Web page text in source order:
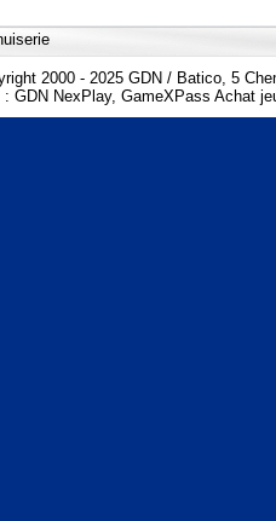
2000 - 2025 GDN / Batico, 5
: GDN NexPlay, GameXPass Achat